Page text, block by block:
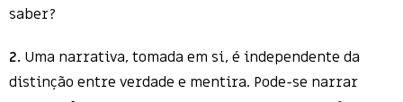
saber?
2. Uma narrativa, tomada em si, é independente da
distinção entre verdade e mentira. Pode-se narrar